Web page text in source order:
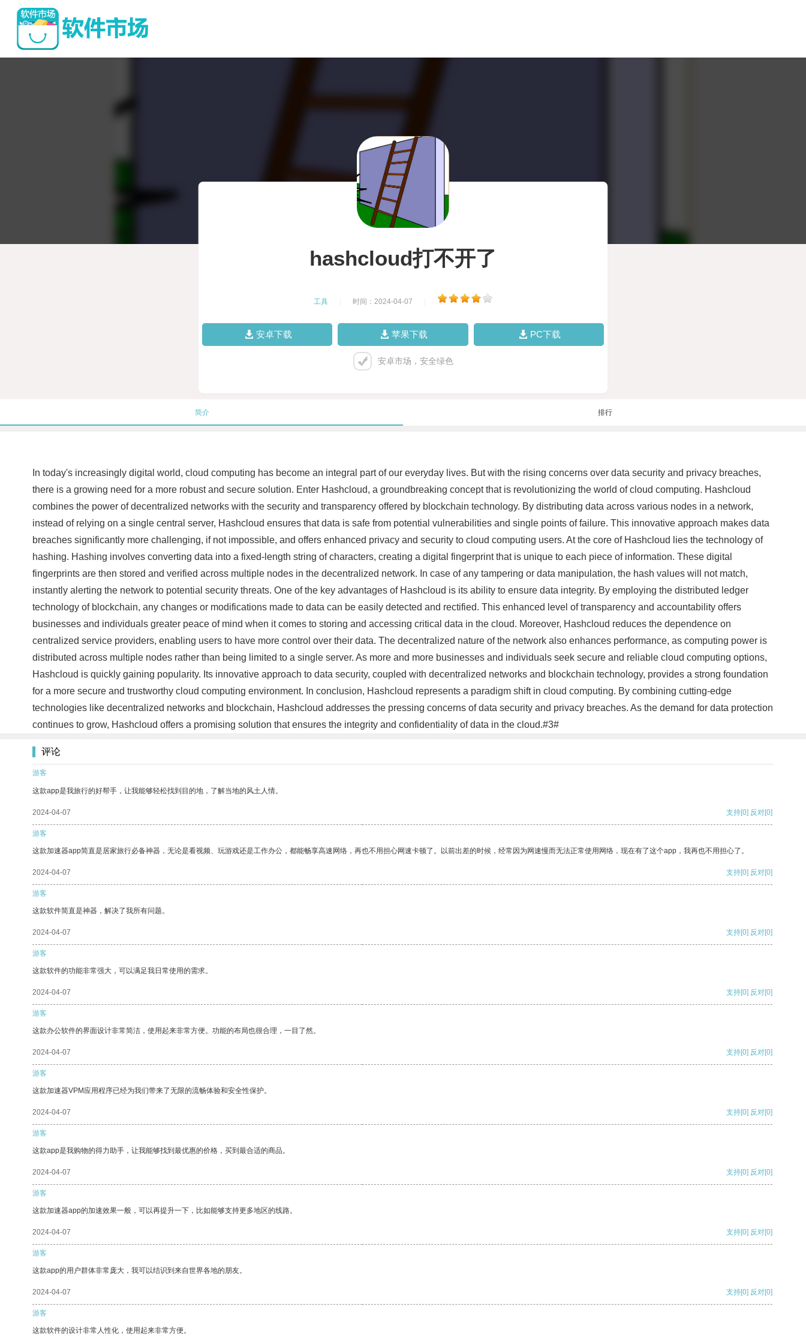
hashcloud打不开了
工具 时间：2024-04-07
安卓下载 苹果下载 PC下载
安卓市场，安全绿色
简介 排行
In today's increasingly digital world, cloud computing has become an integral part of our everyday lives. But with the rising concerns over data security and privacy breaches,
there is a growing need for a more robust and secure solution. Enter Hashcloud, a groundbreaking concept that is revolutionizing the world of cloud computing. Hashcloud
combines the power of decentralized networks with the security and transparency offered by blockchain technology. By distributing data across various nodes in a network,
instead of relying on a single central server, Hashcloud ensures that data is safe from potential vulnerabilities and single points of failure. This innovative approach makes data
breaches significantly more challenging, if not impossible, and offers enhanced privacy and security to cloud computing users. At the core of Hashcloud lies the technology of
hashing. Hashing involves converting data into a fixed-length string of characters, creating a digital fingerprint that is unique to each piece of information. These digital
fingerprints are then stored and verified across multiple nodes in the decentralized network. In case of any tampering or data manipulation, the hash values will not match,
instantly alerting the network to potential security threats. One of the key advantages of Hashcloud is its ability to ensure data integrity. By employing the distributed ledger
technology of blockchain, any changes or modifications made to data can be easily detected and rectified. This enhanced level of transparency and accountability offers
businesses and individuals greater peace of mind when it comes to storing and accessing critical data in the cloud. Moreover, Hashcloud reduces the dependence on
centralized service providers, enabling users to have more control over their data. The decentralized nature of the network also enhances performance, as computing power is
distributed across multiple nodes rather than being limited to a single server. As more and more businesses and individuals seek secure and reliable cloud computing options,
Hashcloud is quickly gaining popularity. Its innovative approach to data security, coupled with decentralized networks and blockchain technology, provides a strong foundation
for a more secure and trustworthy cloud computing environment. In conclusion, Hashcloud represents a paradigm shift in cloud computing. By combining cutting-edge
technologies like decentralized networks and blockchain, Hashcloud addresses the pressing concerns of data security and privacy breaches. As the demand for data protection
continues to grow, Hashcloud offers a promising solution that ensures the integrity and confidentiality of data in the cloud.#3#
评论
游客
这款app是我旅行的好帮手，让我能够轻松找到目的地，了解当地的风土人情。
2024-04-07 支持[0] 反对[0]
游客
这款加速器app简直是居家旅行必备神器，无论是看视频、玩游戏还是工作办公，都能畅享高速网络，再也不用担心网速卡顿了。以前出差的时候，经常因为网速慢而无法正常使用网络，现在有了这个app，我再也不用担心了。
2024-04-07 支持[0] 反对[0]
游客
这款软件简直是神器，解决了我所有问题。
2024-04-07 支持[0] 反对[0]
游客
这款软件的功能非常强大，可以满足我日常使用的需求。
2024-04-07 支持[0] 反对[0]
游客
这款办公软件的界面设计非常简洁，使用起来非常方便。功能的布局也很合理，一目了然。
2024-04-07 支持[0] 反对[0]
游客
这款加速器VPM应用程序已经为我们带来了无限的流畅体验和安全性保护。
2024-04-07 支持[0] 反对[0]
游客
这款app是我购物的得力助手，让我能够找到最优惠的价格，买到最合适的商品。
2024-04-07 支持[0] 反对[0]
游客
这款加速器app的加速效果一般，可以再提升一下，比如能够支持更多地区的线路。
2024-04-07 支持[0] 反对[0]
游客
这款app的用户群体非常庞大，我可以结识到来自世界各地的朋友。
2024-04-07 支持[0] 反对[0]
游客
这款软件的设计非常人性化，使用起来非常方便。